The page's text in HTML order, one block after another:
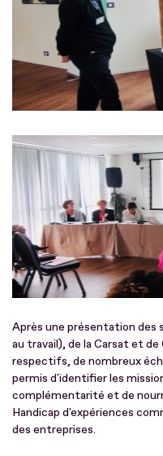
Après une présentation des
au travail), de la Carsat et
respectifs, de nombreux
permis d'identifier les
complémentarité et de
Handicap d'expériences
des entreprises.